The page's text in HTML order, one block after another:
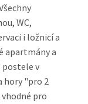
WC,
i ložnicí a
apartmány a
postele v
hory "pro 2
pro